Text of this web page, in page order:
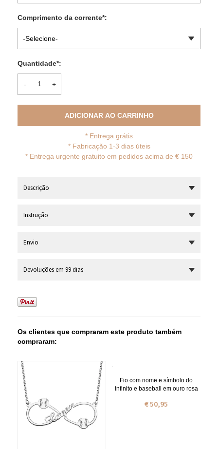
Comprimento da corrente*:
-Selecione-
Quantidade*:
- +
ADICIONAR AO CARRINHO
* Entrega grátis
* Fabricação 1-3 dias úteis
* Entrega urgente gratuito em pedidos acima de € 150
Descrição
Instrução
Envio
Devoluções em 99 dias
Os clientes que compraram este produto também
compraram:
Fio com nome e símbolo do
infinito e baseball em ouro rosa
€ 50,95